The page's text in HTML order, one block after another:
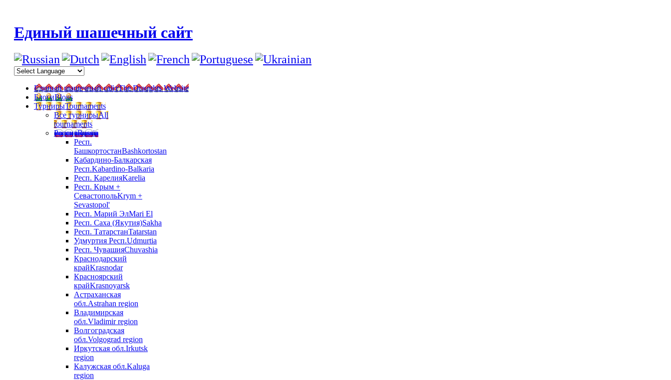
Единый шашечный сайт
Единый шашечный сайтThe Draughts Website
БлогиBlogs
ТурнирыTournaments
Все турнирыAll
tournaments
РоссияRussia
Респ.
БашкортостанBashkortostan
Кабардино-Балкарская
Респ.Kabardino-Balkaria
Респ. КарелияKarelia
Респ. Крым +
СевастопольKrym +
Sevastopol'
Респ. Марий ЭлMari El
Респ. Саха (Якутия)Sakha
Респ. ТатарстанTatarstan
Удмуртия Респ.Udmurtia
Респ. ЧувашияChuvashia
Краснодарский
крайKrasnodar
Красноярский
крайKrasnoyarsk
Астраханская
обл.Astrahan region
Владимирская
обл.Vladimir region
Волгоградская
обл.Volgograd region
Иркутская обл.Irkutsk
region
Калужская обл.Kaluga
region